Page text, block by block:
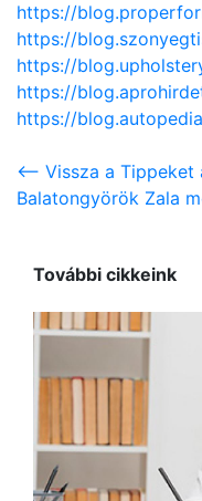
https://
https://
https://
https://
https://
<-- Vissza a
Balatongyörök Zala
További cikkeink